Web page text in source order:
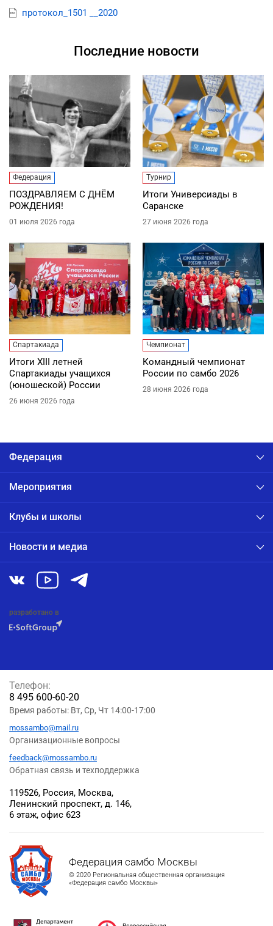
протокол_1501 __2020
Последние новости
Федерация
ПОЗДРАВЛЯЕМ С ДНЁМ
РОЖДЕНИЯ!
01 июля 2026 года
Турнир
Итоги Универсиады в
Саранске
27 июня 2026 года
Спартакиада
Итоги XIII летней
Спартакиады учащихся
(юношеской) России
26 июня 2026 года
Чемпионат
Командный чемпионат
России по самбо 2026
28 июня 2026 года
Федерация
Мероприятия
Клубы и школы
Новости и медиа
разработано в
Федерация самбо Москвы
© 2020 Региональная общественная организация
«Федерация самбо Москвы»
119526, Россия, Москва,
Ленинский проспект, д. 146,
6 этаж, офис 623
Телефон:
8 495 600-60-20
Время работы: Вт, Ср, Чт 14:00-17:00
mossambo@mail.ru
Организационные вопросы
feedback@mossambo.ru
Обратная связь и техподдержка